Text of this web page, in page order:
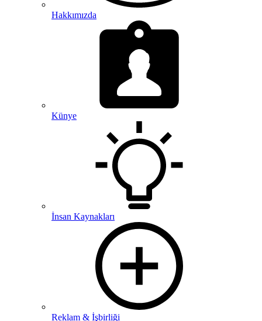
Hakkımızda
Künye
İnsan Kaynakları
Reklam & İşbirliği